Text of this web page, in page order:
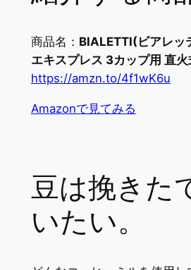
商品名： BIALETTI(ビアレ
エキスプレス 3カップ用 直火
https://amzn.to/4f1wK6u
Amazonで見てみる
豆は挽きた
いたい。